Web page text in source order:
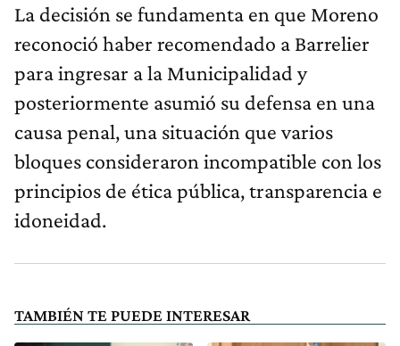
La decisión se fundamenta en que Moreno
reconoció haber recomendado a Barrelier
para ingresar a la Municipalidad y
posteriormente asumió su defensa en una
causa penal, una situación que varios
bloques consideraron incompatible con los
principios de ética pública, transparencia e
idoneidad.
TAMBIÉN TE PUEDE INTERESAR